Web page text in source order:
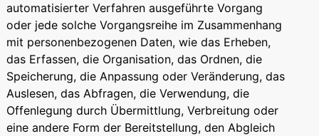
automatisierter Verfahren ausgeführte Vorgang
oder jede solche Vorgangsreihe im Zusammenhang
mit personenbezogenen Daten, wie das Erheben,
das Erfassen, die Organisation, das Ordnen, die
Speicherung, die Anpassung oder Veränderung, das
Auslesen, das Abfragen, die Verwendung, die
Offenlegung durch Übermittlung, Verbreitung oder
eine andere Form der Bereitstellung, den Abgleich